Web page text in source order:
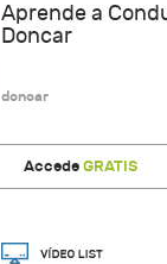
Aprende a
Doncar
doncar
AccedeGRATIS